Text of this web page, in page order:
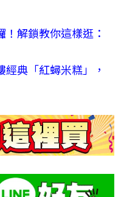
解鎖教你這樣逛：
典「紅蟳米糕」，